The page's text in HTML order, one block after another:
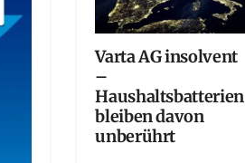
Varta AG insolvent
–
Haushaltsbatterien
bleiben davon
unberührt